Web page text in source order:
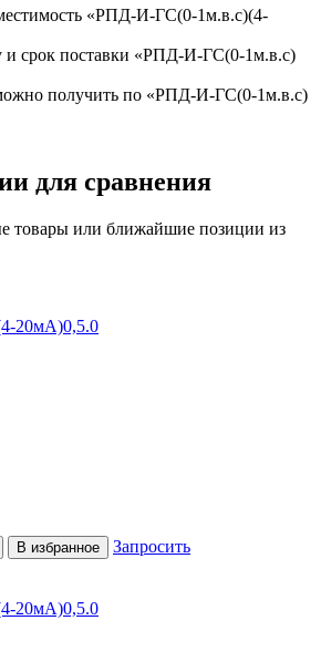
«РПД-И-ГС(0-1м.в.с)(4-
и срок поставки «РПД-И-ГС(0-1м.в.с)
получить по «РПД-И-ГС(0-1м.в.с)
для сравнения
товары или ближайшие позиции из
20мА)0,5.0
В избранное Запросить
20мА)0,5.0